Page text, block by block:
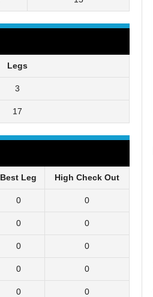
Legs
3
17
Best Leg High Check Out
0 0
0 0
0 0
0 0
0 0